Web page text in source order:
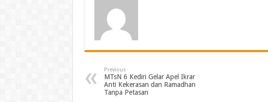
Previous
MTsN 6 Kediri Gelar Apel Ikrar
Anti Kekerasan dan Ramadhan
Tanpa Petasan